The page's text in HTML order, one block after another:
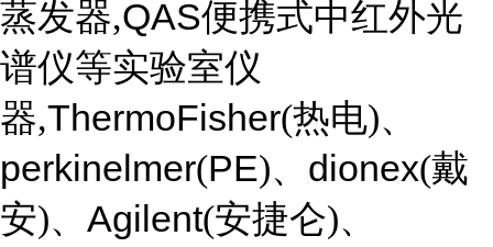
蒸发器,QAS便携式中红外光
谱仪等实验室仪
器,ThermoFisher(热电)、
perkinelmer(PE)、 dionex(戴
安)、 Agilent(安捷仑)、